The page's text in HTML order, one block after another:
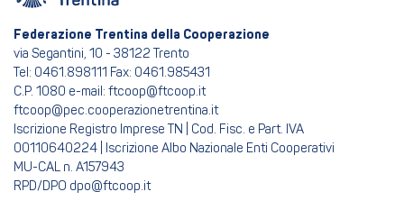
Federazione Trentina della Cooperazione
via Segantini, 10 - 38122 Trento
Tel: 0461.898111 Fax: 0461.985431
C.P. 1080 e-mail: ftcoop@ftcoop.it
ftcoop@pec.cooperazionetrentina.it
Iscrizione Registro Imprese TN | Cod. Fisc. e Part. IVA
00110640224 | Iscrizione Albo Nazionale Enti Cooperativi
MU-CAL n. A157943
RPD/DPO dpo@ftcoop.it